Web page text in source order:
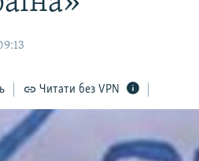
Читати без VPN